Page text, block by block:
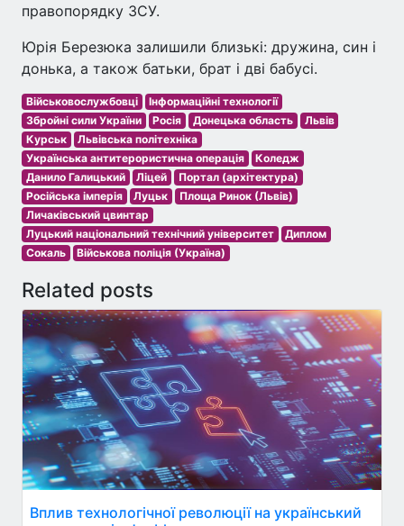
правопорядку ЗСУ.
Юрія Березюка залишили близькі: дружина, син і
донька, а також батьки, брат і дві бабусі.
Військовослужбовці
Інформаційні технології
Збройні сили України
Росія Донецька область
Львів
Курськ
Львівська політехніка
Українська антитерористична операція
Коледж
Данило Галицький
Ліцей
Портал (архітектура)
Російська імперія
Луцьк
Площа Ринок (Львів)
Личаківський цвинтар
Луцький національний технічний університет
Диплом
Сокаль
Військова поліція (Україна)
Related posts
Вплив технологічної революції на український